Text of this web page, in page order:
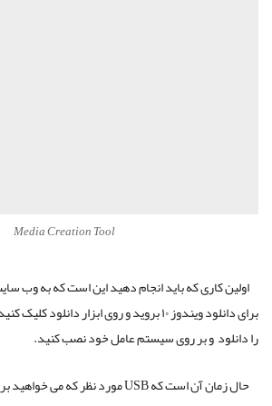
Media Creation Tool
اولین کاری که باید انجام دهید این است که به وب
را دانلود و بر روی سیستم عامل خود نصب کنید.
حال زمان آن است که USB مورد نظر که می خواهید بر روی آن